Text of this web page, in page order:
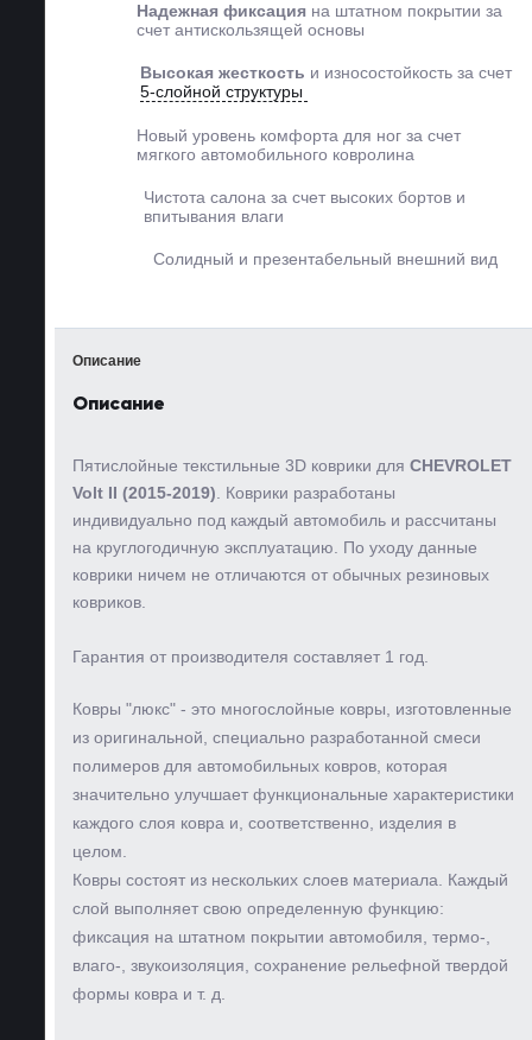
Надежная фиксация на штатном покрытии за
счетантискользящей основы
Высокая жесткость и износостойкость за счет
5-слойной структуры
Новый уровень комфорта для ног за счет
мягкого автомобильного ковролина
Чистота салона за счет высоких бортов и
впитывания влаги
Солидный и презентабельный внешний вид
Описание
Описание
Пятислойные текстильные 3D коврики для CHEVROLET
Volt II (2015-2019) . Коврики разработаны
индивидуально под каждый автомобиль и рассчитаны
на круглогодичную эксплуатацию. По уходу данные
коврики ничем не отличаются от обычных резиновых
ковриков.
Гарантия от производителя составляет 1 год.
Ковры "люкс" - это многослойные ковры, изготовленные
из оригинальной, специально разработанной смеси
полимеров для автомобильных ковров, которая
значительно улучшает функциональные характеристики
каждого слоя ковра и, соответственно, изделия в
целом.
Ковры состоят из нескольких слоев материала. Каждый
слой выполняет свою определенную функцию:
фиксация на штатном покрытии автомобиля, термо-,
влаго-, звукоизоляция, сохранение рельефной твердой
формы ковра и т. д.